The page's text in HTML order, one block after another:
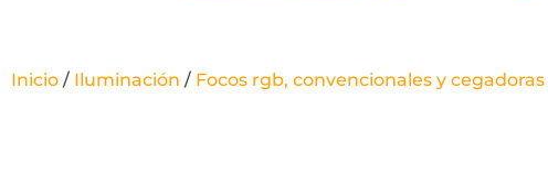
Inicio / Iluminación / Focos rgb, convencionales y cegadoras